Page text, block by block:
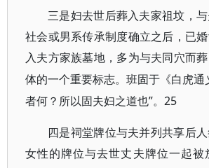
三是妇去世后葬入夫家祖坟，
社会或男系传承制度确立之后，已
入夫方家族墓地，多为与夫同穴而
体的一个重要标志。班固于《白虎通
者何？所以固夫妇之道也”。25
四是祠堂牌位与夫并列共享后
女性的牌位与去世丈夫牌位一起被